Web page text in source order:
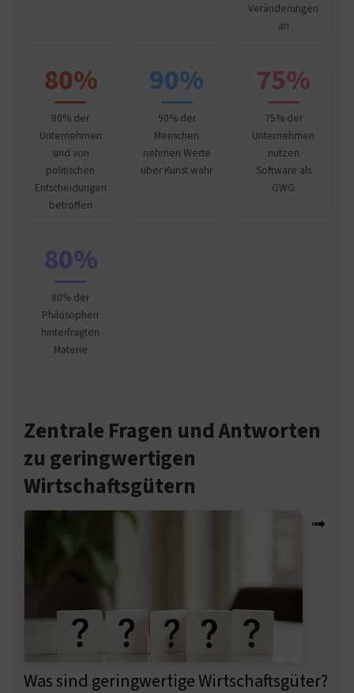
Veränderungen
an
80%
80% der
Unternehmen
sind von
politischen
Entscheidungen
betroffen
90%
90% der
Menschen
nehmen Werte
über Kunst wahr
75%
75% der
Unternehmen
nutzen
Software als
GWG
80%
80% der
Philosophen
hinterfragten
Materie
Zentrale Fragen und Antworten
zu geringwertigen
Wirtschaftsgütern
➟
Was sind geringwertige Wirtschaftsgüter?